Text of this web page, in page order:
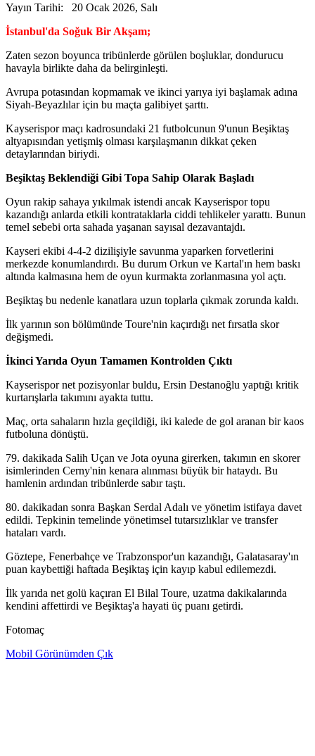
Yayın Tarihi: 20 Ocak 2026, Salı
İstanbul'da Soğuk Bir Akşam;
Zaten sezon boyunca tribünlerde görülen boşluklar, dondurucu
havayla birlikte daha da belirginleşti.
Avrupa potasından kopmamak ve ikinci yarıya iyi başlamak adına
Siyah-Beyazlılar için bu maçta galibiyet şarttı.
Kayserispor maçı kadrosundaki 21 futbolcunun 9'unun Beşiktaş
altyapısından yetişmiş olması karşılaşmanın dikkat çeken
detaylarından biriydi.
Beşiktaş Beklendiği Gibi Topa Sahip Olarak Başladı
Oyun rakip sahaya yıkılmak istendi ancak Kayserispor topu
kazandığı anlarda etkili kontrataklarla ciddi tehlikeler yarattı. Bunun
temel sebebi orta sahada yaşanan sayısal dezavantajdı.
Kayseri ekibi 4-4-2 dizilişiyle savunma yaparken forvetlerini
merkezde konumlandırdı. Bu durum Orkun ve Kartal'ın hem baskı
altında kalmasına hem de oyun kurmakta zorlanmasına yol açtı.
Beşiktaş bu nedenle kanatlara uzun toplarla çıkmak zorunda kaldı.
İlk yarının son bölümünde Toure'nin kaçırdığı net fırsatla skor
değişmedi.
İkinci Yarıda Oyun Tamamen Kontrolden Çıktı
Kayserispor net pozisyonlar buldu, Ersin Destanoğlu yaptığı kritik
kurtarışlarla takımını ayakta tuttu.
Maç, orta sahaların hızla geçildiği, iki kalede de gol aranan bir kaos
futboluna dönüştü.
79. dakikada Salih Uçan ve Jota oyuna girerken, takımın en skorer
isimlerinden Cerny'nin kenara alınması büyük bir hataydı. Bu
hamlenin ardından tribünlerde sabır taştı.
80. dakikadan sonra Başkan Serdal Adalı ve yönetim istifaya davet
edildi. Tepkinin temelinde yönetimsel tutarsızlıklar ve transfer
hataları vardı.
Göztepe, Fenerbahçe ve Trabzonspor'un kazandığı, Galatasaray'ın
puan kaybettiği haftada Beşiktaş için kayıp kabul edilemezdi.
İlk yarıda net golü kaçıran El Bilal Toure, uzatma dakikalarında
kendini affettirdi ve Beşiktaş'a hayati üç puanı getirdi.
Fotomaç
Mobil Görünümden Çık